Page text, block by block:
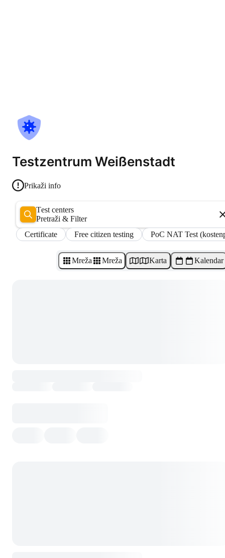
Testzentrum Weißenstadt
Prikaži info
Test centers
Pretraži & Filter
Certificate
Free citizen testing PoC NAT Test
Mreža Mreža Karta Kalendar